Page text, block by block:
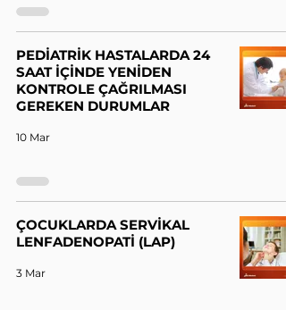
PEDİATRİK HASTALARDA 24
SAAT İÇİNDE YENİDEN
KONTROLE ÇAĞRILMASI
GEREKEN DURUMLAR
10 Mar
ÇOCUKLARDA SERVİKAL
LENFADENOPATİ (LAP)
3 Mar